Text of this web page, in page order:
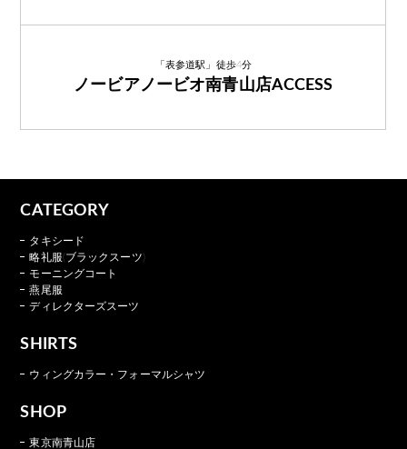
「表参道駅」徒歩4分
ノービアノービオ南青山店ACCESS
CATEGORY
タキシード
略礼服(ブラックスーツ)
モーニングコート
燕尾服
ディレクターズスーツ
SHIRTS
ウィングカラー・フォーマルシャツ
SHOP
東京南青山店